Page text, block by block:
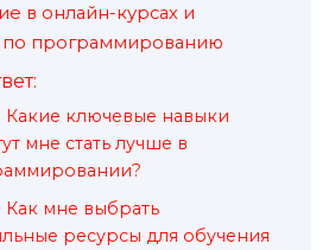
в онлайн-курсах и
по программированию
Какие ключевые навыки
мне стать лучше в
Как мне выбрать
ресурсы для обучения